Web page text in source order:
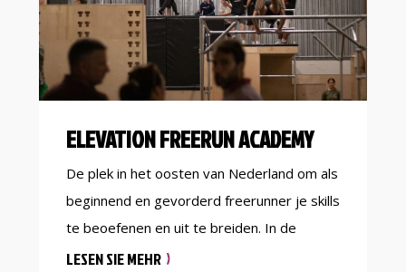
vrijgezellenfeestjes, verjaardagen,
vriendinnen dagen), organiseren interne &
[…]
ELEVATION FREERUN ACADEMY
De plek in het oosten van Nederland om als
beginnend en gevorderd freerunner je skills
te beoefenen en uit te breiden. In de
Elevation Academy kan je op een veilige en
LESEN SIE MEHR